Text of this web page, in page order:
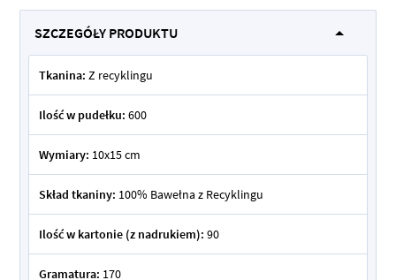
SZCZEGÓŁY PRODUKTU
Tkanina: Z recyklingu
Ilość w pudełku: 600
Wymiary: 10x15 cm
Skład tkaniny: 100% Bawełna z Recyklingu
Ilość w kartonie (z nadrukiem): 90
Gramatura: 170